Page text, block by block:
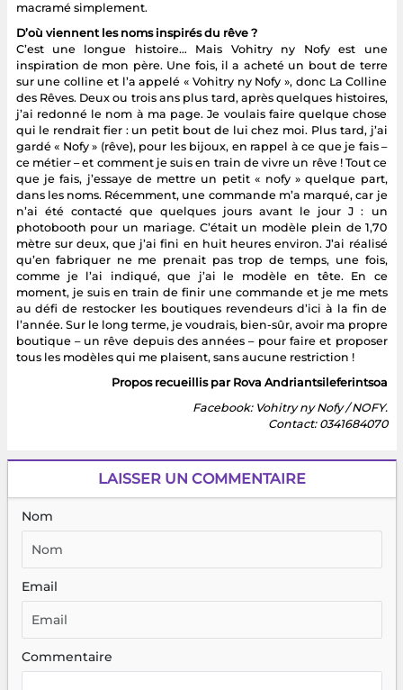
macramé simplement.
D’où viennent les noms inspirés du rêve ?
C’est une longue histoire… Mais Vohitry ny Nofy est une
inspiration de mon père. Une fois, il a acheté un bout de terre
sur une colline et l’a appelé « Vohitry ny Nofy », donc La Colline
des Rêves. Deux ou trois ans plus tard, après quelques histoires,
j’ai redonné le nom à ma page. Je voulais faire quelque chose
qui le rendrait fier : un petit bout de lui chez moi. Plus tard, j’ai
gardé « Nofy » (rêve), pour les bijoux, en rappel à ce que je fais –
ce métier – et comment je suis en train de vivre un rêve ! Tout ce
que je fais, j’essaye de mettre un petit « nofy » quelque part,
dans les noms. Récemment, une commande m’a marqué, car je
n’ai été contacté que quelques jours avant le jour J : un
photobooth pour un mariage. C’était un modèle plein de 1,70
mètre sur deux, que j’ai fini en huit heures environ. J’ai réalisé
qu’en fabriquer ne me prenait pas trop de temps, une fois,
comme je l’ai indiqué, que j’ai le modèle en tête. En ce
moment, je suis en train de finir une commande et je me mets
au défi de restocker les boutiques revendeurs d’ici à la fin de
l’année. Sur le long terme, je voudrais, bien-sûr, avoir ma propre
boutique – un rêve depuis des années – pour faire et proposer
tous les modèles qui me plaisent, sans aucune restriction !
Propos recueillis par Rova Andriantsileferintsoa
Facebook: Vohitry ny Nofy / NOFY.
Contact: 0341684070
LAISSER UN COMMENTAIRE
Nom
Email
Commentaire